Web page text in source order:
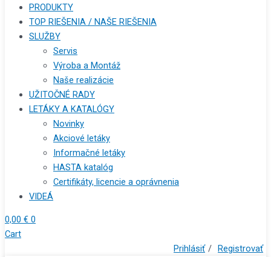
PRODUKTY
TOP RIEŠENIA / NAŠE RIEŠENIA
SLUŽBY
Servis
Výroba a Montáž
Naše realizácie
UŽITOČNÉ RADY
LETÁKY A KATALÓGY
Novinky
Akciové letáky
Informačné letáky
HASTA katalóg
Certifikáty, licencie a oprávnenia
VIDEÁ
0,00 € 0
Cart
Prihlásiť / Registrovať